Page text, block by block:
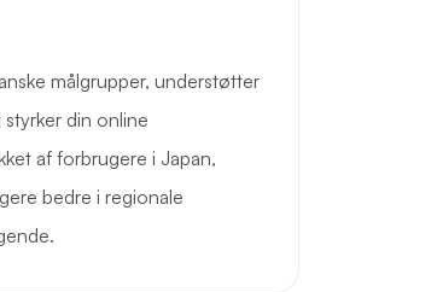
målgrupper, understøtter
din online
af forbrugere i Japan,
bedre i regionale